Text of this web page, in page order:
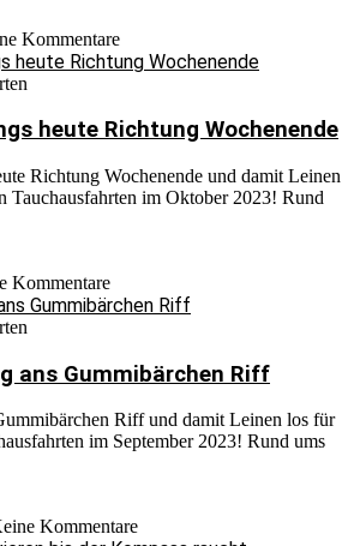
Kommentare
heute Richtung Wochenende
Richtung Wochenende und damit Leinen
Tauchausfahrten im Oktober 2023! Rund
Kommentare
ans Gummibärchen Riff
Riff und damit Leinen los für
im September 2023! Rund ums
Kommentare